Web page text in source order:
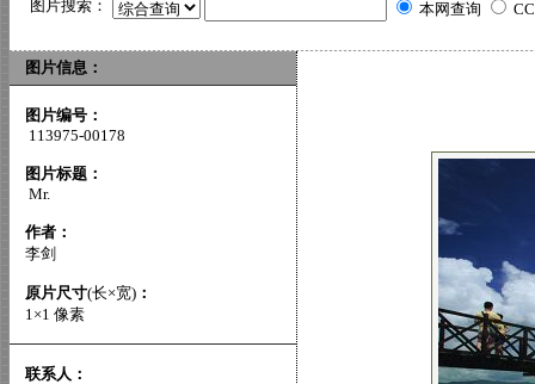
图片搜索： 本网查询
图片信息：
图片编号：
113975-00178
图片标题：
Mr.
作者：
李剑
原片尺寸(长×宽) ：
1×1 像素
联系人：